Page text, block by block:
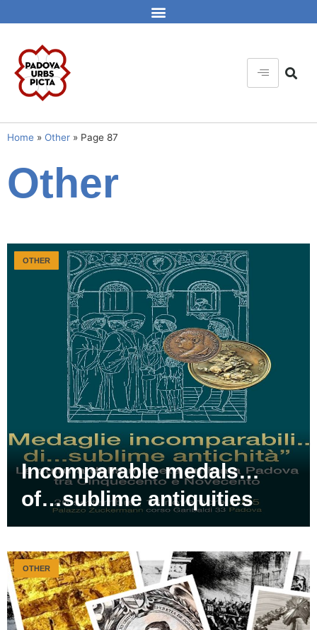
Home » Other » Page 87
Other
Incomparable medals…
of…sublime antiquities
OTHER
OTHER